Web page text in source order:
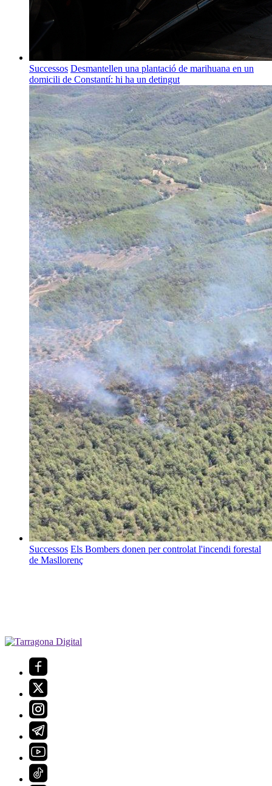
Successos Desmantellen una plantació de marihuana en un
domicili de Constantí: hi ha un detingut
Successos Els Bombers donen per controlat l'incendi forestal
de Masllorenç